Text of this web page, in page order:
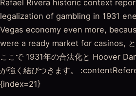
Rafael Rivera historic context
legalization of gambling in 1931
Vegas economy even more,
were a ready market for casinos, と
ここで 1931年の合法化と Hoover
が強く結びつきます。
{index=21}